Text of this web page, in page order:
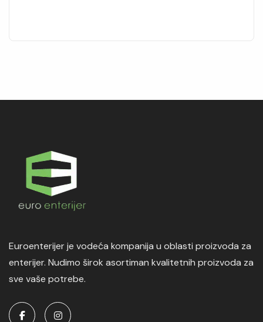
Euroenterijer je vodeća kompanija u oblasti proizvoda za
enterijer. Nudimo širok asortiman kvalitetnih proizvoda za
sve vaše potrebe.